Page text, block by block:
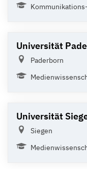
Universität
Paderborn
Universität
Siegen